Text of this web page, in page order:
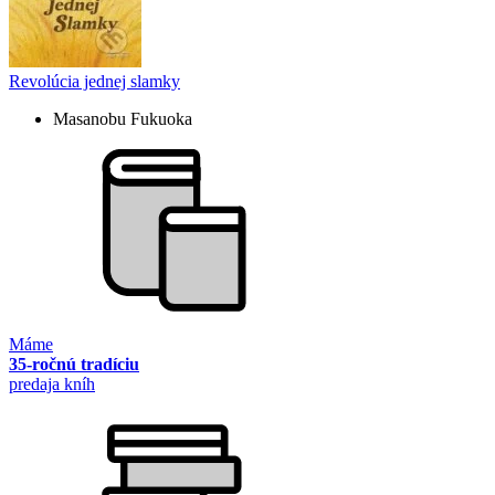
Revolúcia jednej slamky
Masanobu Fukuoka
Máme
35-ročnú tradíciu
predaja kníh